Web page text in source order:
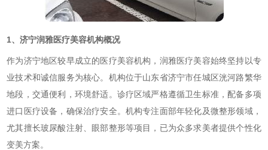
1、济宁润雅医疗美容机构概况
作为济宁地区较早成立的医疗美容机构，润雅医疗美容始终坚持以专
业技术和诚信服务为核心。机构位于山东省济宁市任城区洸河路繁华
地段，交通便利，环境舒适。诊疗区域严格遵循卫生标准，配备多项
进口医疗设备，确保治疗安全。机构专注面部年轻化及微整形领域，
尤其擅长玻尿酸注射、眼部整形等项目，已为众多求美者提供个性化
变美方案。